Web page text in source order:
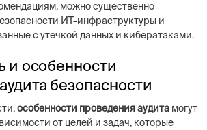
можно существенно
ИТ-инфраструктуры и
с утечкой данных и кибератаками.
и особенности
безопасности
особенности проведения аудита могут
от целей и задач, которые